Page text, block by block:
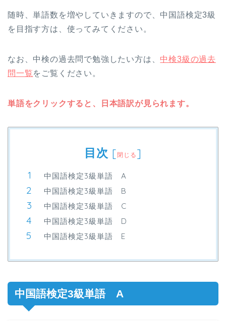
随時、単語数を増やしていきますので、 中国語検定3級
を目指す方は、使ってみてください。
なお、中検の過去問で勉強したい方は、 中検3級の過去
問一覧をご覧ください。
単語をクリックすると、日本語訳が見られます。
目次 [ 閉じる ]
中国語検定3級単語 A
中国語検定3級単語 B
中国語検定3級単語 C
中国語検定3級単語 D
中国語検定3級単語 E
中国語検定3級単語 A